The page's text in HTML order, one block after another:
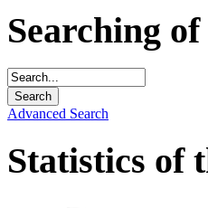
Searching
Advanced Search
Statistics of